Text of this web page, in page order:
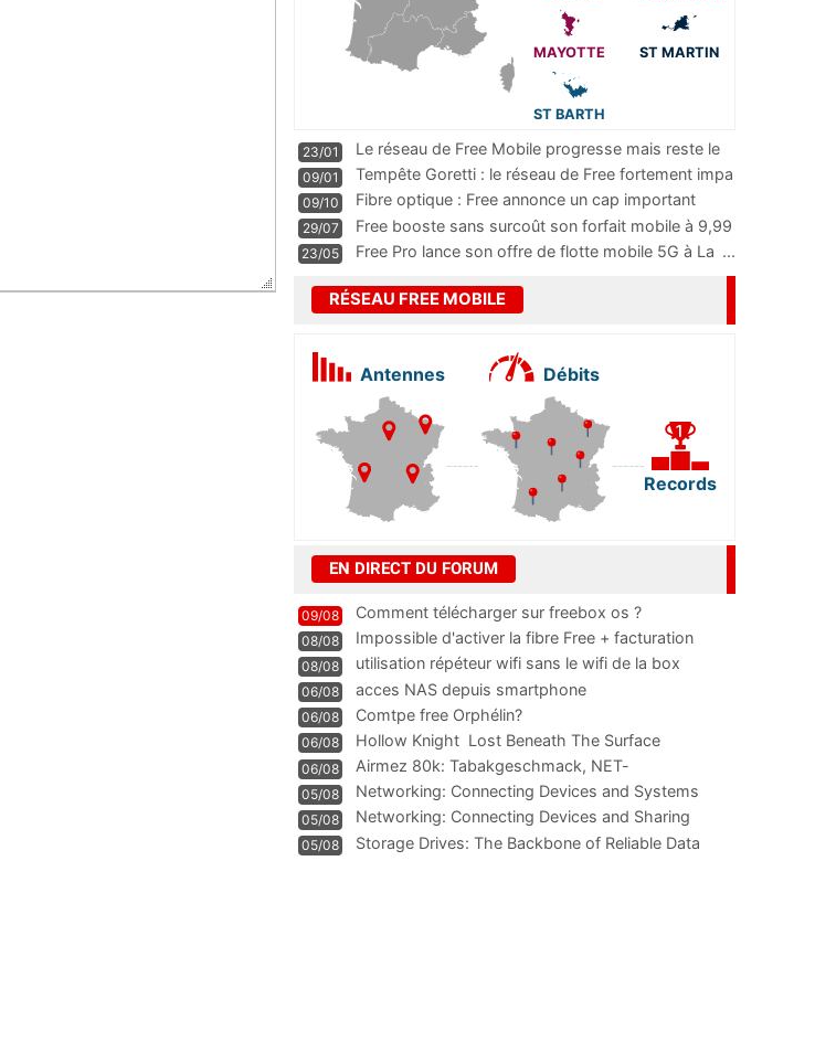
MAYOTTE ST MARTIN
ST BARTH
23/01
Le réseau de Free Mobile progresse mais reste le
m
...
09/01
Tempête Goretti : le réseau de Free fortement impa
09/10
Fibre optique : Free annonce un cap important
pass
...
29/07
Free booste sans surcoût son forfait mobile à 9,99
23/05 Free Pro lance son offre de flotte mobile 5G à La ...
RÉSEAU FREE MOBILE
Antennes Débits
Records
EN DIRECT DU FORUM
09/08 Comment télécharger sur freebox os ?
08/08
Impossible d'activer la fibre Free + facturation
résiliation
08/08 utilisation répéteur wifi sans le wifi de la box
06/08 acces NAS depuis smartphone
06/08 Comtpe free Orphélin?
06/08 Hollow Knight  Lost Beneath The Surface
06/08
Airmez 80k: Tabakgeschmack, NET-
Technologie und Leistung im
05/08 Networking: Connecting Devices and Systems
05/08
Networking: Connecting Devices and Sharing
Information
05/08
Storage Drives: The Backbone of Reliable Data